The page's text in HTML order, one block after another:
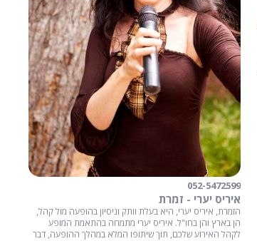
052-5472599
איריס יערי - זמרת
הזמרת, איריס יערי, היא בעלת וותק וניסיון בהופעה מול קהל,
הן בארץ והן בחו"ל. איריס יערי מתמחה בהתאמת המופע
לקהל האירוע שלכם, תוך שיתופו המלא במהלך ההופעה, דבר